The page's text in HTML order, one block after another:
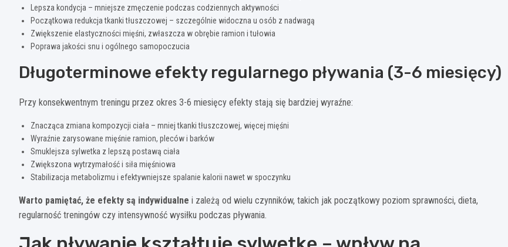
Lepsza kondycja – mniejsze zmęczenie podczas codziennych aktywności
Początkowa redukcja tkanki tłuszczowej – szczególnie widoczna u osób z nadwagą
Zwiększenie elastyczności mięśni, zwłaszcza w obrębie ramion i tułowia
Poprawa jakości snu i ogólnego samopoczucia
Długoterminowe efekty regularnego pływania (3-6 miesięcy)
Przy konsekwentnym treningu przez okres 3-6 miesięcy efekty stają się bardziej wyraźne:
Znacząca zmiana kompozycji ciała – mniej tkanki tłuszczowej, więcej mięśni
Wyraźnie zarysowane mięśnie ramion, pleców i barków
Smuklejsza sylwetka z lepszą postawą ciała
Zwiększona wytrzymałość i siła mięśniowa
Stabilizacja metabolizmu i efektywniejsze spalanie kalorii nawet w spoczynku
Warto pamiętać, że efekty są indywidualne i zależą od wielu czynników, takich jak początkowy poziom sprawności, dieta,
regularność treningów czy intensywność wysiłku podczas pływania.